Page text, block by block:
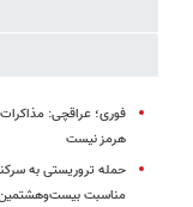
فوری؛ عراقچی:
هرمز نیست
حمله تروریستی به
مناسبت بیست‌وهشتمین